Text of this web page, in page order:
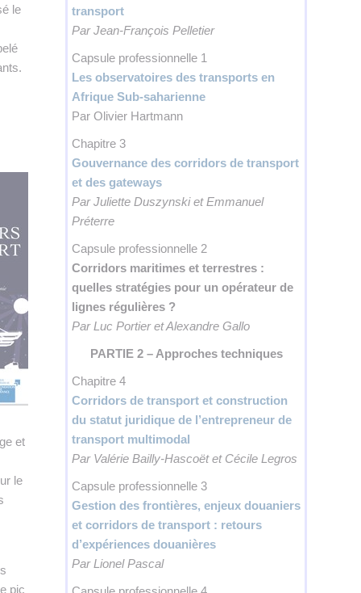
le
et
le
pic
transport
Par Jean-François Pelletier
Capsule professionnelle 1
Les observatoires des transports en
Afrique Sub-saharienne
Par Olivier Hartmann
Chapitre 3
Gouvernance des corridors de transport
et des gateways
Par Juliette Duszynski et Emmanuel
Préterre
Capsule professionnelle 2
Corridors maritimes et terrestres :
quelles stratégies pour un opérateur de
lignes régulières ?
Par Luc Portier et Alexandre Gallo
PARTIE 2 – Approches techniques
Chapitre 4
Corridors de transport et construction
du statut juridique de l’entrepreneur de
transport multimodal
Par Valérie Bailly-Hascoët et Cécile Legros
Capsule professionnelle 3
Gestion des frontières, enjeux douaniers
et corridors de transport : retours
d’expériences douanières
Par Lionel Pascal